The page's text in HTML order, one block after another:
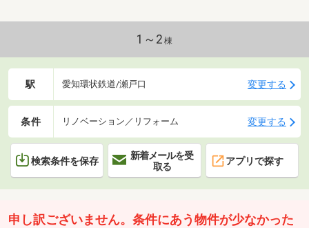
金0円で購入出来る方法教えます♪■月々の支払いでご
不安な方も、お気軽にどうぞ♪
1～2 棟
駅 愛知環状鉄道/瀬戸口 変更する
条件 リノベーション／リフォーム 変更する
検索条件を保存
新着メールを受
取る
アプリで探す
申し訳ございません。条件にあう物件が少なかった